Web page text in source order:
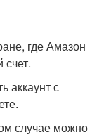
где Амазон
аккаунт с
случае можно